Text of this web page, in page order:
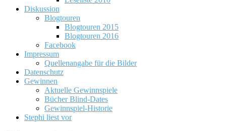
Diskussion
Blogtouren
Blogtouren 2015
Blogtouren 2016
Facebook
Impressum
Quellenangabe für die Bilder
Datenschutz
Gewinnen
Aktuelle Gewinnspiele
Bücher Blind-Dates
Gewinnspiel-Historie
Stephi liest vor